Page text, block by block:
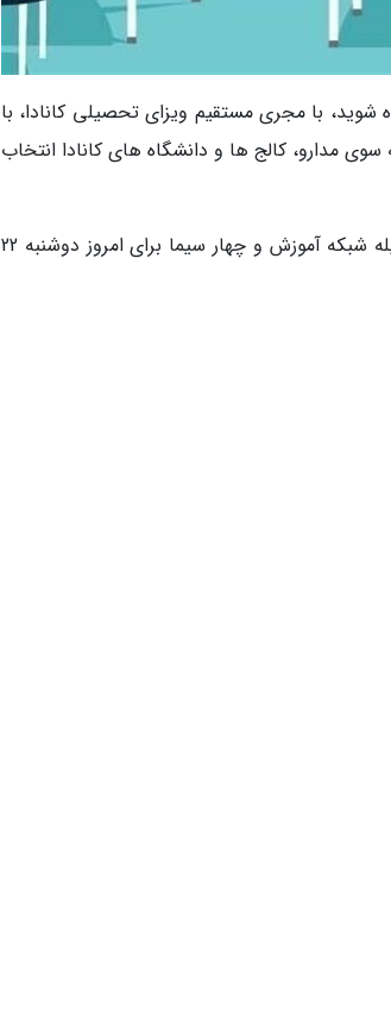
شوید، با مجری مستقیم ویزای تحصیلی کانادا، با
سوی مدارو، کالج ها و دانشگاه های کانادا انتخاب
به گزارش گروه اجتماعی خبرنگاران، جدول مدرسه تلویزیونی ایران به وسیله شبکه آموزش و چهار سیما برای امروز دوشنبه 22